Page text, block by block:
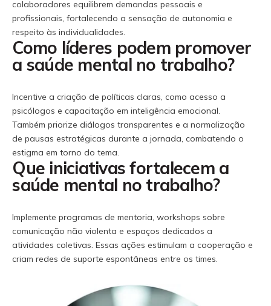
colaboradores equilibrem demandas pessoais e
profissionais, fortalecendo a sensação de autonomia e
respeito às individualidades.
Como líderes podem promover
a saúde mental no trabalho?
Incentive a criação de políticas claras, como acesso a
psicólogos e capacitação em inteligência emocional.
Também priorize diálogos transparentes e a normalização
de pausas estratégicas durante a jornada, combatendo o
estigma em torno do tema.
Que iniciativas fortalecem a
saúde mental no trabalho?
Implemente programas de mentoria, workshops sobre
comunicação não violenta e espaços dedicados a
atividades coletivas. Essas ações estimulam a cooperação e
criam redes de suporte espontâneas entre os times.